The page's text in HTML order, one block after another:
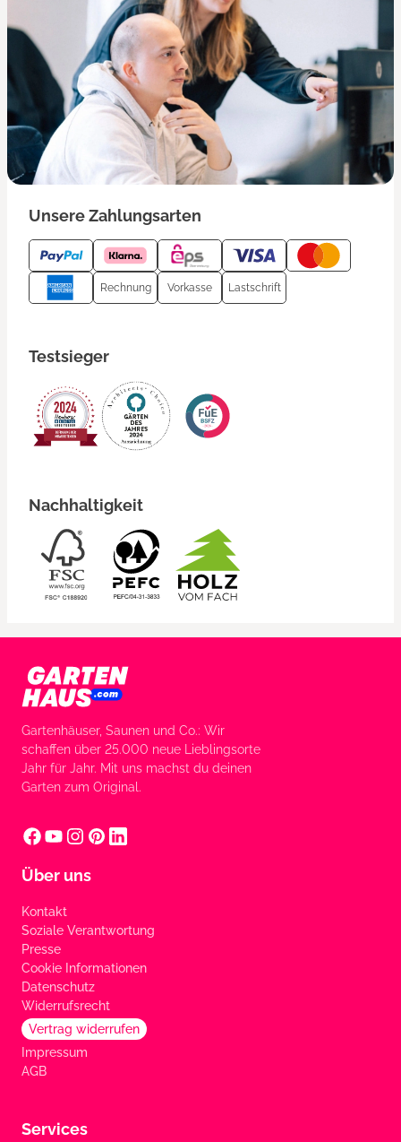
Unsere Zahlungsarten
Rechnung Vorkasse Lastschrift
Testsieger
Nachhaltigkeit
Gartenhäuser, Saunen und Co.: Wir
schaffen über 25.000 neue Lieblingsorte
Jahr für Jahr. Mit uns machst du deinen
Garten zum Original.
Über uns
Kontakt
Soziale Verantwortung
Presse
Cookie Informationen
Datenschutz
Widerrufsrecht
Vertrag widerrufen
Impressum
AGB
Services